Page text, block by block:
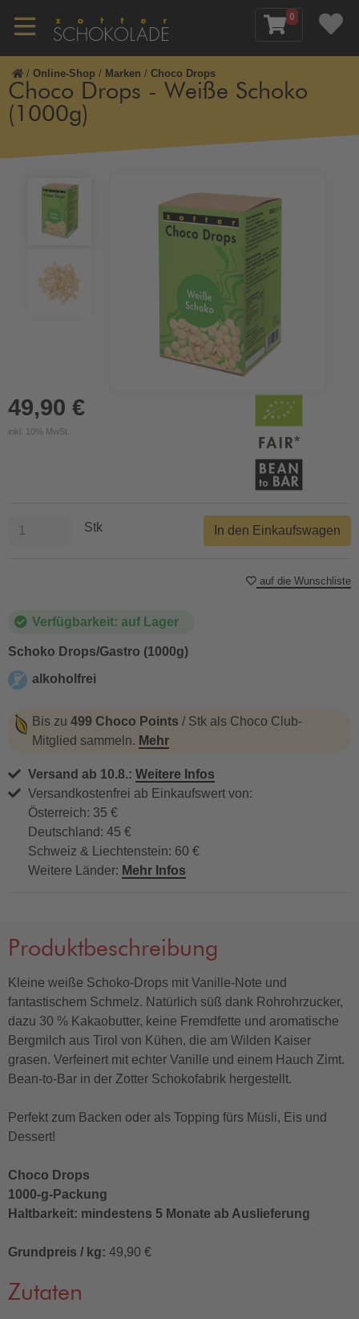
0
/ Online-Shop / Marken / Choco Drops
Choco Drops - Weiße Schoko
(1000g)
49,90 €
inkl. 10% MwSt.
Verfügbarkeit: auf Lager
Schoko Drops/Gastro (1000g)
alkoholfrei
Bis zu 499 Choco Points / Stk als Choco Club-
Mitglied sammeln. Mehr
Versand ab 10.8.: Weitere Infos
Versandkostenfrei ab Einkaufswert von:
Österreich: 35 €
Deutschland: 45 €
Schweiz & Liechtenstein: 60 €
Weitere Länder: Mehr Infos
Stk In den Einkaufswagen
auf die Wunschliste
Produktbeschreibung
Kleine weiße Schoko-Drops mit Vanille-Note und
fantastischem Schmelz. Natürlich süß dank Rohrohrzucker,
dazu 30 % Kakaobutter, keine Fremdfette und aromatische
Bergmilch aus Tirol von Kühen, die am Wilden Kaiser
grasen. Verfeinert mit echter Vanille und einem Hauch Zimt.
Bean-to-Bar in der Zotter Schokofabrik hergestellt.
Perfekt zum Backen oder als Topping fürs Müsli, Eis und
Dessert!
Choco Drops
1000-g-Packung
Haltbarkeit: mindestens 5 Monate ab Auslieferung
Grundpreis / kg: 49,90 €
Zutaten